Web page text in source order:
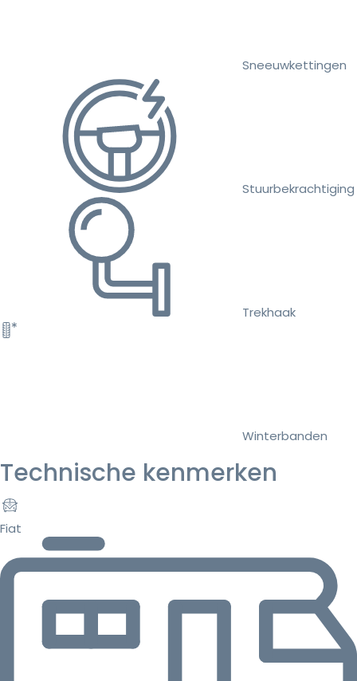
Sneeuwkettingen
Stuurbekrachtiging
Trekhaak
Winterbanden
Technische kenmerken
Fiat